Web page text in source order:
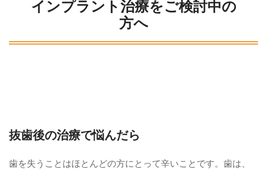
インプラント治療をご検討中の
方へ
抜歯後の治療で悩んだら
歯を失うことはほとんどの方にとって辛いことです。歯は、